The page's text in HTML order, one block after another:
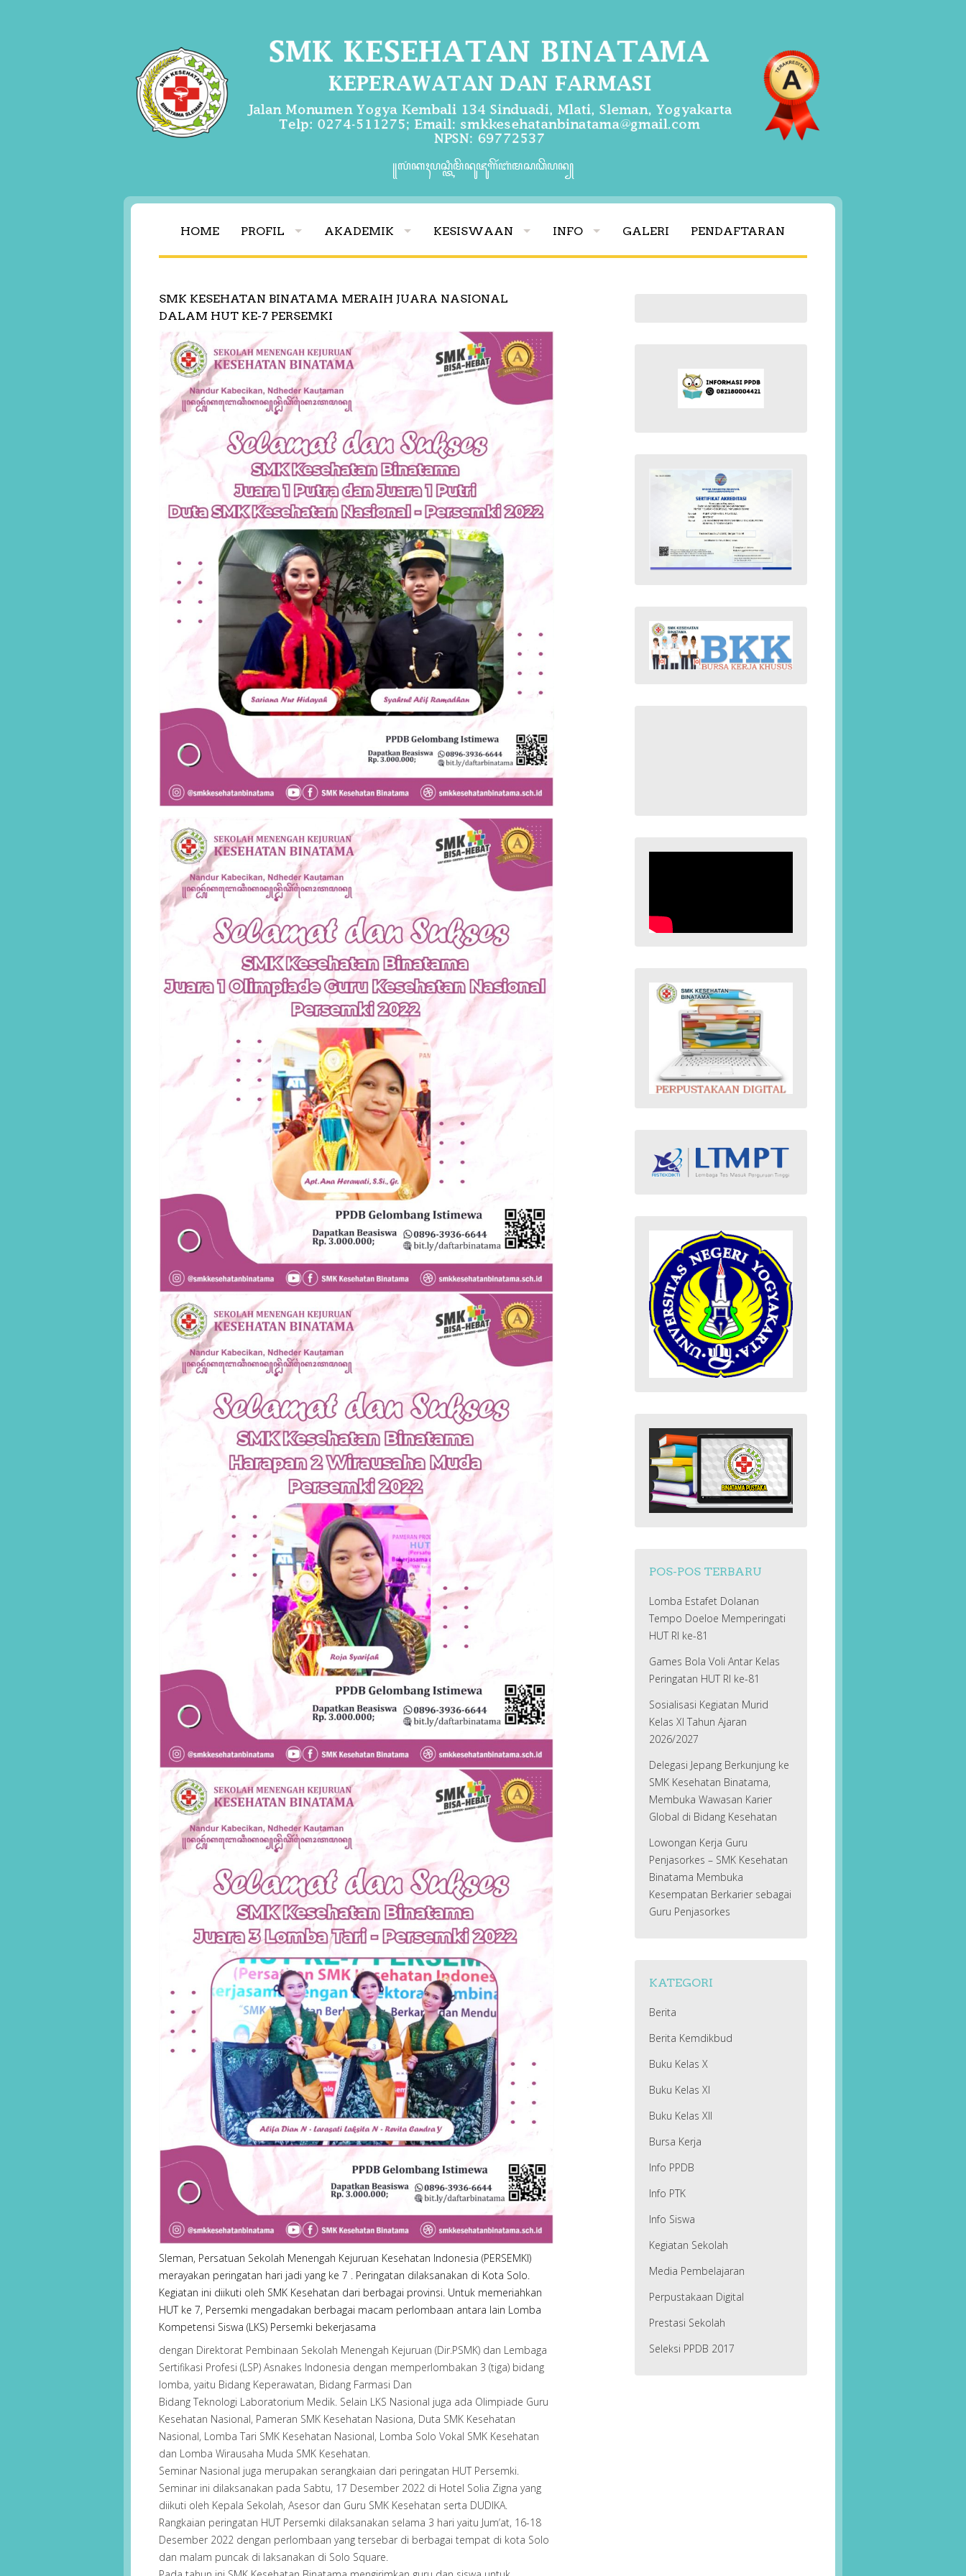
꧋ꦭꦁꦏꦃꦥꦱ꧀ꦠꦶꦩꦼꦤꦸꦗꦸꦒꦼꦂꦧꦁꦩꦱꦣꦼꦥꦤ꧀
HOME PROFIL AKADEMIK KESISWAAN INFO GALERI PENDAFTARAN
SMK KESEHATAN BINATAMA MERAIH JUARA NASIONAL
DALAM HUT KE-7 PERSEMKI
Sleman, Persatuan Sekolah Menengah Kejuruan Kesehatan Indonesia (PERSEMKI)
merayakan peringatan hari jadi yang ke 7 . Peringatan dilaksanakan di Kota Solo.
Kegiatan ini diikuti oleh SMK Kesehatan dari berbagai provinsi. Untuk memeriahkan
HUT ke 7, Persemki mengadakan berbagai macam perlombaan antara lain Lomba
Kompetensi Siswa (LKS) Persemki bekerjasama
dengan Direktorat Pembinaan Sekolah Menengah Kejuruan (Dir.PSMK) dan Lembaga
Sertifikasi Profesi (LSP) Asnakes Indonesia dengan memperlombakan 3 (tiga) bidang
lomba, yaitu Bidang Keperawatan, Bidang Farmasi Dan
Bidang Teknologi Laboratorium Medik. Selain LKS Nasional juga ada Olimpiade Guru
Kesehatan Nasional, Pameran SMK Kesehatan Nasiona, Duta SMK Kesehatan
Nasional, Lomba Tari SMK Kesehatan Nasional, Lomba Solo Vokal SMK Kesehatan
dan Lomba Wirausaha Muda SMK Kesehatan.
Seminar Nasional juga merupakan serangkaian dari peringatan HUT Persemki.
Seminar ini dilaksanakan pada Sabtu, 17 Desember 2022 di Hotel Solia Zigna yang
diikuti oleh Kepala Sekolah, Asesor dan Guru SMK Kesehatan serta DUDIKA.
Rangkaian peringatan HUT Persemki dilaksanakan selama 3 hari yaitu Jum’at, 16-18
Desember 2022 dengan perlombaan yang tersebar di berbagai tempat di kota Solo
dan malam puncak di laksanakan di Solo Square.
POS-POS TERBARU
Lomba Estafet Dolanan
Tempo Doeloe Memperingati
HUT RI ke-81
Games Bola Voli Antar Kelas
Peringatan HUT RI ke-81
Sosialisasi Kegiatan Murid
Kelas XI Tahun Ajaran
2026/2027
Delegasi Jepang Berkunjung ke
SMK Kesehatan Binatama,
Membuka Wawasan Karier
Global di Bidang Kesehatan
Lowongan Kerja Guru
Penjasorkes – SMK Kesehatan
Binatama Membuka
Kesempatan Berkarier sebagai
Guru Penjasorkes
KATEGORI
Berita
Berita Kemdikbud
Buku Kelas X
Buku Kelas XI
Buku Kelas XII
Bursa Kerja
Info PPDB
Info PTK
Info Siswa
Kegiatan Sekolah
Media Pembelajaran
Perpustakaan Digital
Prestasi Sekolah
Seleksi PPDB 2017